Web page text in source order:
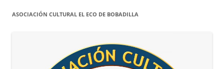
ASOCIACIÓN CULTURAL EL ECO DE BOBADILLA